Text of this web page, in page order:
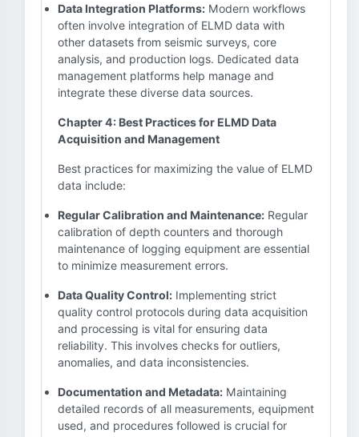
Data Integration Platforms: Modern workflows
often involve integration of ELMD data with
other datasets from seismic surveys, core
analysis, and production logs. Dedicated data
management platforms help manage and
integrate these diverse data sources.
Chapter 4: Best Practices for ELMD Data
Acquisition and Management
Best practices for maximizing the value of ELMD
data include:
Regular Calibration and Maintenance: Regular
calibration of depth counters and thorough
maintenance of logging equipment are essential
to minimize measurement errors.
Data Quality Control: Implementing strict
quality control protocols during data acquisition
and processing is vital for ensuring data
reliability. This involves checks for outliers,
anomalies, and data inconsistencies.
Documentation and Metadata: Maintaining
detailed records of all measurements, equipment
used, and procedures followed is crucial for